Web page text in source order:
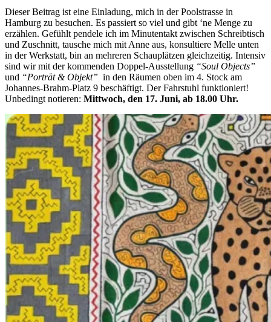
Dieser Beitrag ist eine Einladung, mich in der Poolstrasse in
Hamburg zu besuchen. Es passiert so viel und gibt ‘ne Menge zu
erzählen. Gefühlt pendele ich im Minutentakt zwischen Schreibtisch
und Zuschnitt, tausche mich mit Anne aus, konsultiere Melle unten
in der Werkstatt, bin an mehreren Schauplätzen gleichzeitig. Intensiv
sind wir mit der kommenden Doppel-Ausstellung “Soul Objects”
und “Porträt & Objekt” in den Räumen oben im 4. Stock am
Johannes-Brahm-Platz 9 beschäftigt. Der Fahrstuhl funktioniert!
Unbedingt notieren: Mittwoch, den 17. Juni, ab 18.00 Uhr.